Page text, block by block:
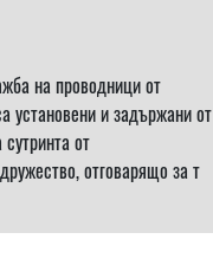
на проводници от
установени и задържани от
от
отговарящо за т